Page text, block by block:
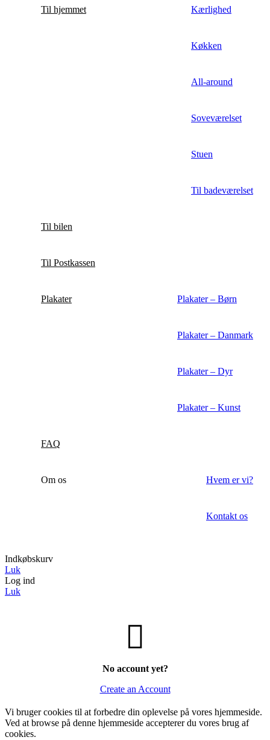
Til hjemmet Kærlighed
Køkken
All-around
Soveværelset
Stuen
Til badeværelset
Til bilen
Til Postkassen
Plakater Plakater – Børn
Plakater – Danmark
Plakater – Dyr
Plakater – Kunst
FAQ
Om os Hvem er vi?
Kontakt os
Indkøbskurv
Luk
Log ind
Luk
No account yet?
Create an Account
Vi bruger cookies til at forbedre din oplevelse på vores hjemmeside.
Ved at browse på denne hjemmeside accepterer du vores brug af
cookies.